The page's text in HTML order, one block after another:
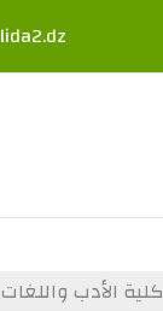
كلية الأدب واللغات